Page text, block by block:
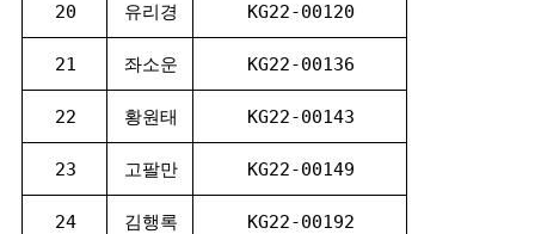
20 유리경 KG22-00120
21 좌소운 KG22-00136
22 황원태 KG22-00143
23 고팔만 KG22-00149
24 김행록 KG22-00192